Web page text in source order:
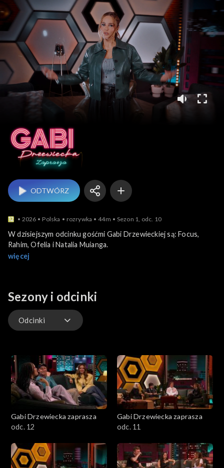
Gabi Drzewiecka
ODTWÓRZ
2026 Polska rozrywka 44m Sezon 1, odc. 10
W dzisiejszym odcinku gośćmi Gabi Drzewieckiej są: Focus,
Rahim, Ofelia i Natalia Muianga.
więcej
Sezony i odcinki
Odcinki
Gabi Drzewiecka zaprasza
odc. 12
Gabi Drzewiecka zaprasza
odc. 11